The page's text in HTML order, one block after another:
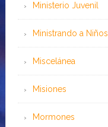
Ministerio Juvenil
Ministrando a Niños
Miscelánea
Misiones
Mormones